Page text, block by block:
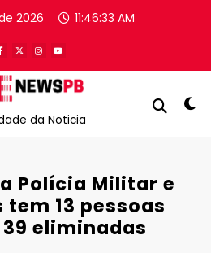
2026 11:46:33 AM
da Noticia
Polícia Militar e
13 pessoas
eliminadas